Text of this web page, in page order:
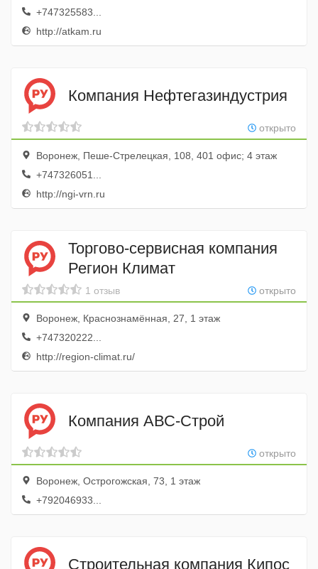
+747325583...
http://atkam.ru
Компания Нефтегазиндустрия
открыто
Воронеж, Пеше-Стрелецкая, 108, 401 офис; 4 этаж
+747326051...
http://ngi-vrn.ru
Торгово-сервисная компания
Регион Климат
открыто
1 отзыв
Воронеж, Краснознамённая, 27, 1 этаж
+747320222...
http://region-climat.ru/
Компания АВС-Строй
открыто
Воронеж, Острогожская, 73, 1 этаж
+792046933...
Строительная компания Кипос